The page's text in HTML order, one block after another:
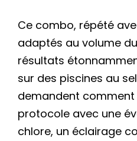
Ce combo, répété
adaptés au volume
résultats
sur des piscines au
demandent
protocole avec une
chlore, un éclairage